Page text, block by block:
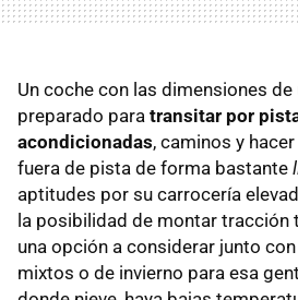
Un coche con las dimensiones
preparado para transitar por
acondicionadas, caminos y
fuera de pista de forma bastante
aptitudes por su carrocería
la posibilidad de montar tracción
una opción a considerar junto
mixtos o de invierno para esa